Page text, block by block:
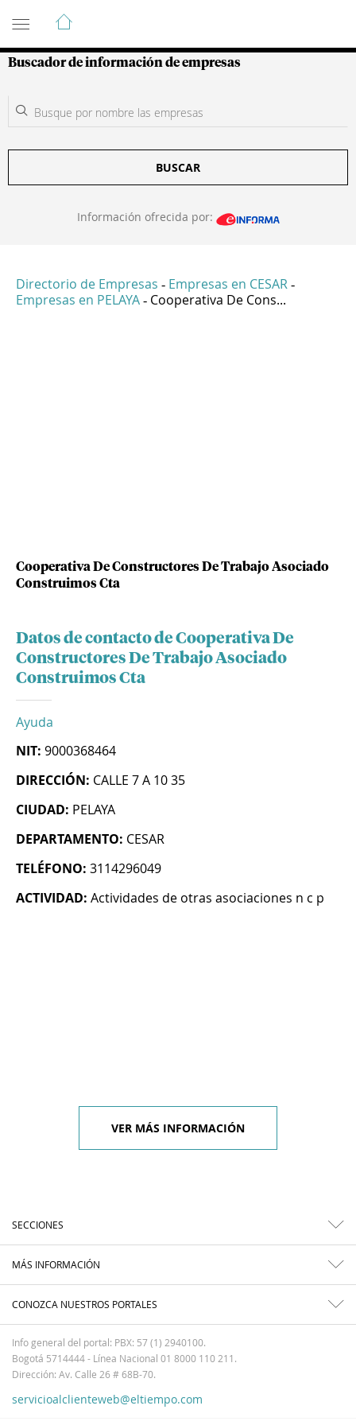
Guía de Empresas Colombianas
Buscador de información de empresas
BUSCAR
Información ofrecida por:
Directorio de Empresas - Empresas en CESAR -
Empresas en PELAYA - Cooperativa De Cons...
Cooperativa De Constructores De Trabajo Asociado
Construimos Cta
Datos de contacto de Cooperativa De
Constructores De Trabajo Asociado
Construimos Cta
Ayuda
NIT: 9000368464
DIRECCIÓN: CALLE 7 A 10 35
CIUDAD: PELAYA
DEPARTAMENTO: CESAR
TELÉFONO: 3114296049
ACTIVIDAD: Actividades de otras asociaciones n c p
VER MÁS INFORMACIÓN
SECCIONES
MÁS INFORMACIÓN
CONOZCA NUESTROS PORTALES
Info general del portal: PBX: 57 (1) 2940100.
Bogotá 5714444 - Línea Nacional 01 8000 110 211.
Dirección: Av. Calle 26 # 68B-70.
servicioalclienteweb@eltiempo.com